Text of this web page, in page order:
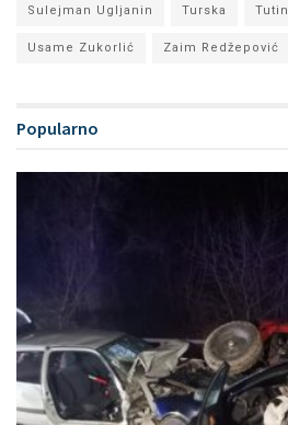
Sulejman Ugljanin Turska Tutin
Usame Zukorlić Zaim Redžepović
Popularno